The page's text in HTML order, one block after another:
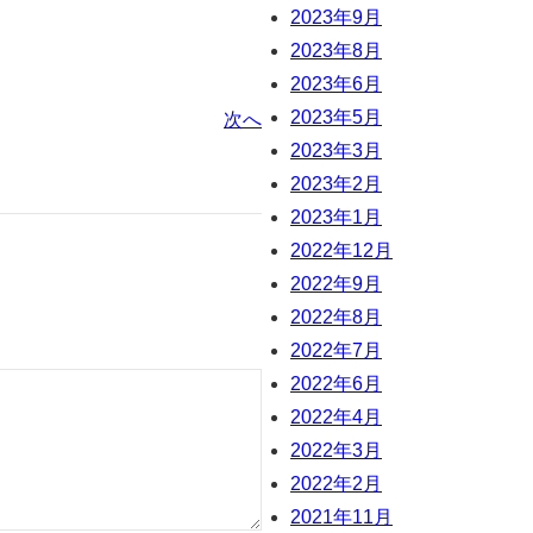
次へ
2023年9月
2023年8月
2023年6月
2023年5月
2023年3月
2023年2月
2023年1月
2022年12月
2022年9月
2022年8月
2022年7月
2022年6月
2022年4月
2022年3月
2022年2月
2021年11月